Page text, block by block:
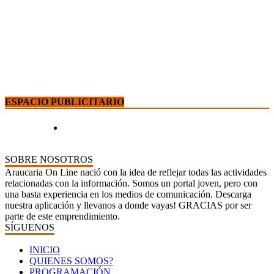
ESPACIO PUBLICITARIO
SOBRE NOSOTROS
Araucaria On Line nació con la idea de reflejar todas las actividades
relacionadas con la información. Somos un portal joven, pero con
una basta experiencia en los medios de comunicación. Descarga
nuestra aplicación y llevanos a donde vayas! GRACIAS por ser
parte de este emprendimiento.
SÍGUENOS
INICIO
QUIENES SOMOS?
PROGRAMACIÓN